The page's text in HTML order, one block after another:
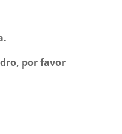
por favor